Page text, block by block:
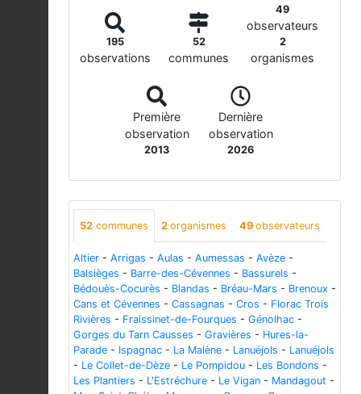
195
observations
52
communes
49
observateurs
2
organismes
Première
observation
2013
Dernière
observation
2026
52 communes 2 organismes 49 observateurs
Altier - Arrigas - Aulas - Aumessas - Avèze -
Balsièges - Barre-des-Cévennes - Bassurels -
Bédouès-Cocurès - Blandas - Bréau-Mars - Brenoux -
Cans et Cévennes - Cassagnas - Cros - Florac Trois
Rivières - Fraissinet-de-Fourques - Génolhac -
Gorges du Tarn Causses - Gravières - Hures-la-
Parade - Ispagnac - La Malène - Lanuéjols - Lanuéjols
- Le Collet-de-Dèze - Le Pompidou - Les Bondons -
Les Plantiers - L'Estréchure - Le Vigan - Mandagout -